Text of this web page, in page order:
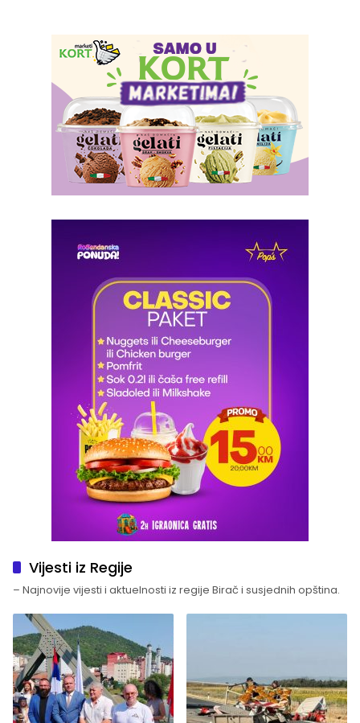
Vijesti iz Regije
– Najnovije vijesti i aktuelnosti iz regije Birač i susjednih opština.